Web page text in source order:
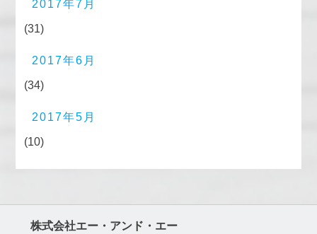
2017年7月
(31)
2017年6月
(34)
2017年5月
(10)
株式会社エー・アンド・エー